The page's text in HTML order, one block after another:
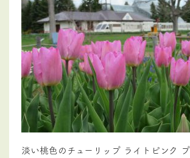
淡い桃色のチューリップ ライトピンク